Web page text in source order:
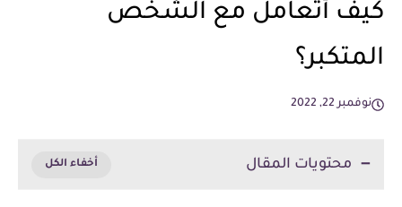
كيف أتعامل مع الشخص
المتكبر؟
نوفمبر 22, 2022
محتويات المقال